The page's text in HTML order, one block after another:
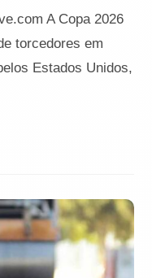
A Copa 2026
torcedores em
Estados Unidos,